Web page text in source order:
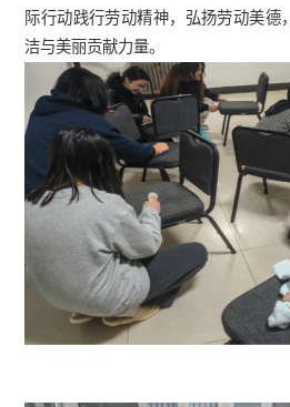
际行动践行劳动精神，弘扬劳动美德，
洁与美丽贡献力量。